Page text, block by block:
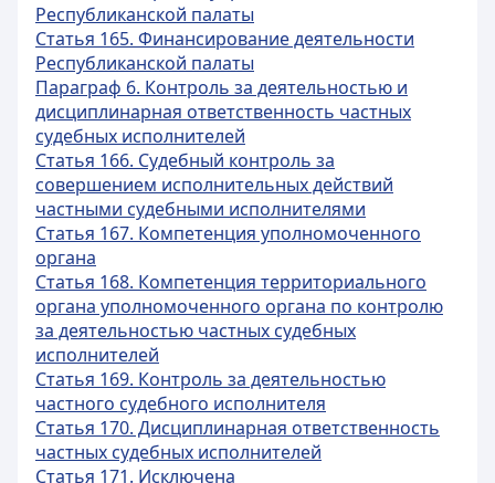
Республиканской палаты
Статья 165. Финансирование деятельности
Республиканской палаты
Параграф 6. Контроль за деятельностью и
дисциплинарная ответственность частных
судебных исполнителей
Статья 166. Судебный контроль за
совершением исполнительных действий
частными судебными исполнителями
Статья 167. Компетенция уполномоченного
органа
Статья 168. Компетенция территориального
органа уполномоченного органа по контролю
за деятельностью частных судебных
исполнителей
Статья 169. Контроль за деятельностью
частного судебного исполнителя
Статья 170. Дисциплинарная ответственность
частных судебных исполнителей
Статья 171. Исключена